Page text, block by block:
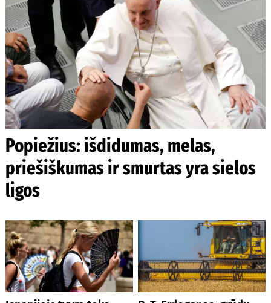
Popiežius: išdidumas, melas,
priešiškumas ir smurtas yra sielos
ligos